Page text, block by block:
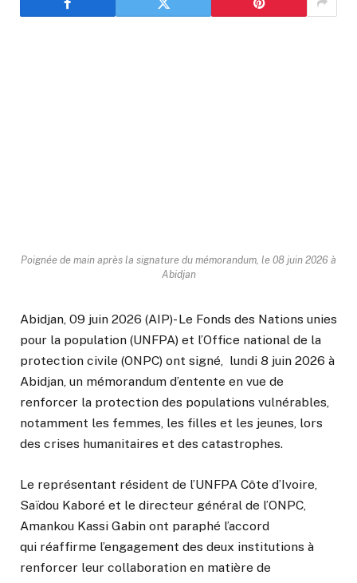
Poignée de main après la signature du mémorandum, le 08 juin 2026 à
Abidjan
Abidjan, 09 juin 2026 (AIP)- Le Fonds des Nations unies
pour la population (UNFPA) et l’Office national de la
protection civile (ONPC) ont signé, lundi 8 juin 2026 à
Abidjan, un mémorandum d’entente en vue de
renforcer la protection des populations vulnérables,
notamment les femmes, les filles et les jeunes, lors
des crises humanitaires et des catastrophes.
Le représentant résident de l’UNFPA Côte d’Ivoire,
Saïdou Kaboré et le directeur général de l’ONPC,
Amankou Kassi Gabin ont paraphé l’accord
qui réaffirme l’engagement des deux institutions à
renforcer leur collaboration en matière de